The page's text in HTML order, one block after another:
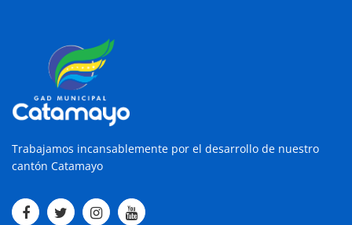
Trabajamos incansablemente por el desarrollo de nuestro
cantón Catamayo